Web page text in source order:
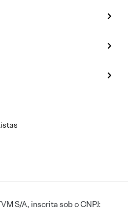
S/A, inscrita sob o CNPJ: